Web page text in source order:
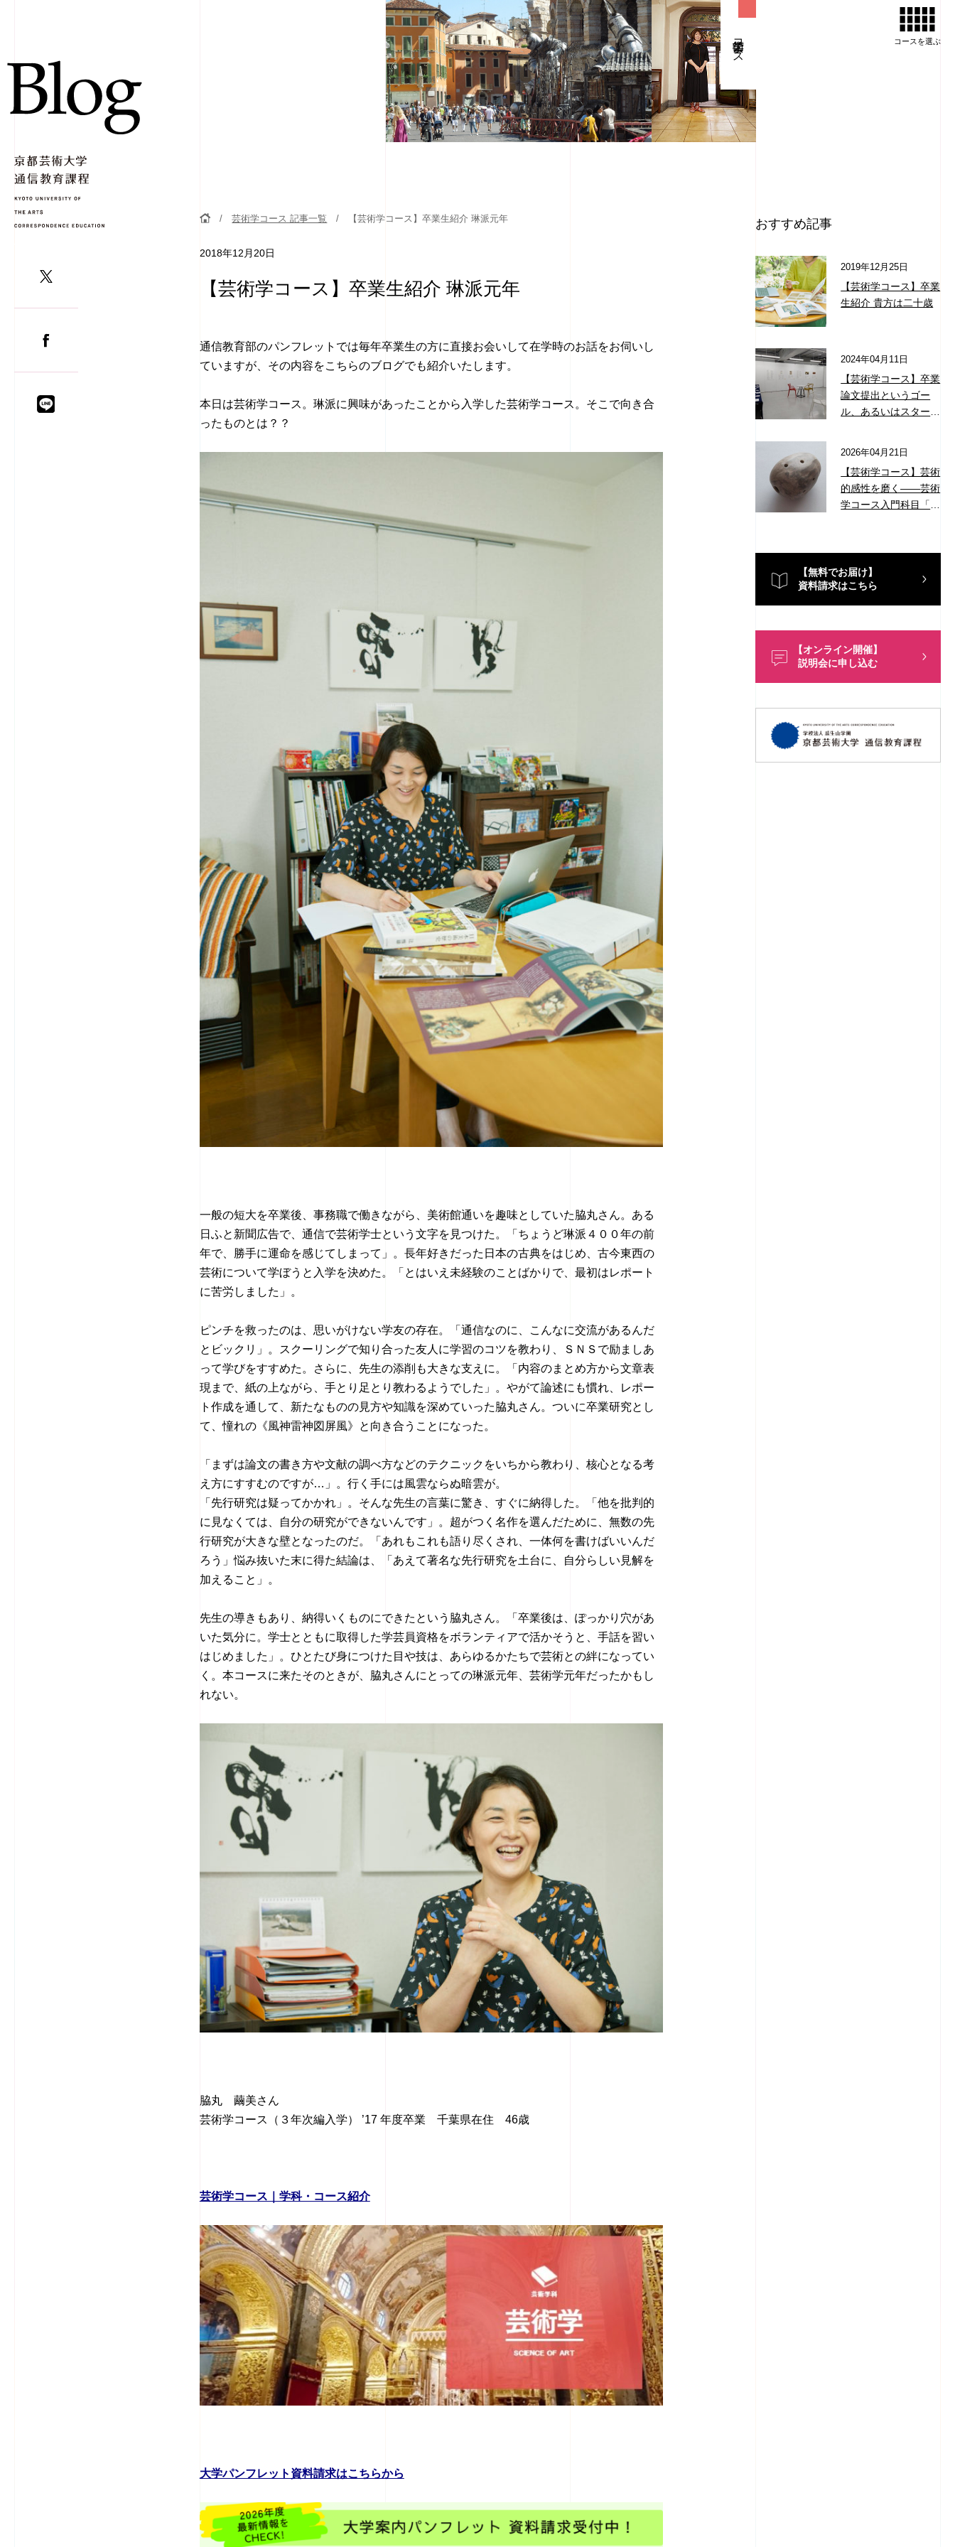
コースを選ぶ
芸術学コース
芸術学コース 記事一覧 【芸術学コース】卒業生紹介 琳派元年
2018年12月20日
【芸術学コース】卒業生紹介 琳派元年
通信教育部のパンフレットでは毎年卒業生の方に直接お会いして在学時のお話をお伺いし
ていますが、その内容をこちらのブログでも紹介いたします。
本日は芸術学コース。琳派に興味があったことから入学した芸術学コース。そこで向き合
ったものとは？？
一般の短大を卒業後、事務職で働きながら、美術館通いを趣味としていた脇丸さん。ある
日ふと新聞広告で、通信で芸術学士という文字を見つけた。「ちょうど琳派４００年の前
年で、勝手に運命を感じてしまって」。長年好きだった日本の古典をはじめ、古今東西の
芸術について学ぼうと入学を決めた。「とはいえ未経験のことばかりで、最初はレポート
に苦労しました」。
ピンチを救ったのは、思いがけない学友の存在。「通信なのに、こんなに交流があるんだ
とビックリ」。スクーリングで知り合った友人に学習のコツを教わり、ＳＮＳで励ましあ
って学びをすすめた。さらに、先生の添削も大きな支えに。「内容のまとめ方から文章表
現まで、紙の上ながら、手とり足とり教わるようでした」。やがて論述にも慣れ、レポー
ト作成を通して、新たなものの見方や知識を深めていった脇丸さん。ついに卒業研究とし
て、憧れの《風神雷神図屏風》と向き合うことになった。
「まずは論文の書き方や文献の調べ方などのテクニックをいちから教わり、核心となる考
え方にすすむのですが…」。行く手には風雲ならぬ暗雲が。
「先行研究は疑ってかかれ」。そんな先生の言葉に驚き、すぐに納得した。「他を批判的
に見なくては、自分の研究ができないんです」。超がつく名作を選んだために、無数の先
行研究が大きな壁となったのだ。「あれもこれも語り尽くされ、一体何を書けばいいんだ
ろう」悩み抜いた末に得た結論は、「あえて著名な先行研究を土台に、自分らしい見解を
加えること」。
先生の導きもあり、納得いくものにできたという脇丸さん。「卒業後は、ぽっかり穴があ
いた気分に。学士とともに取得した学芸員資格をボランティアで活かそうと、手話を習い
はじめました」。ひとたび身につけた目や技は、あらゆるかたちで芸術との絆になってい
く。本コースに来たそのときが、脇丸さんにとっての琳派元年、芸術学元年だったかもし
れない。
脇丸 繭美さん
芸術学コース（３年次編入学） ’17 年度卒業 千葉県在住 46歳
芸術学コース｜学科・コース紹介
大学パンフレット資料請求はこちらから
おすすめ記事
2019年12月25日
【芸術学コース】卒業
生紹介 貴方は二十歳
2024年04月11日
【芸術学コース】卒業
論文提出というゴー
ル、あるいはスタート
2026年04月21日
【芸術学コース】芸術
的感性を磨く——芸術
学コース入門科目「芸
【無料でお届け】
資料請求はこちら
【オンライン開催】
説明会に申し込む